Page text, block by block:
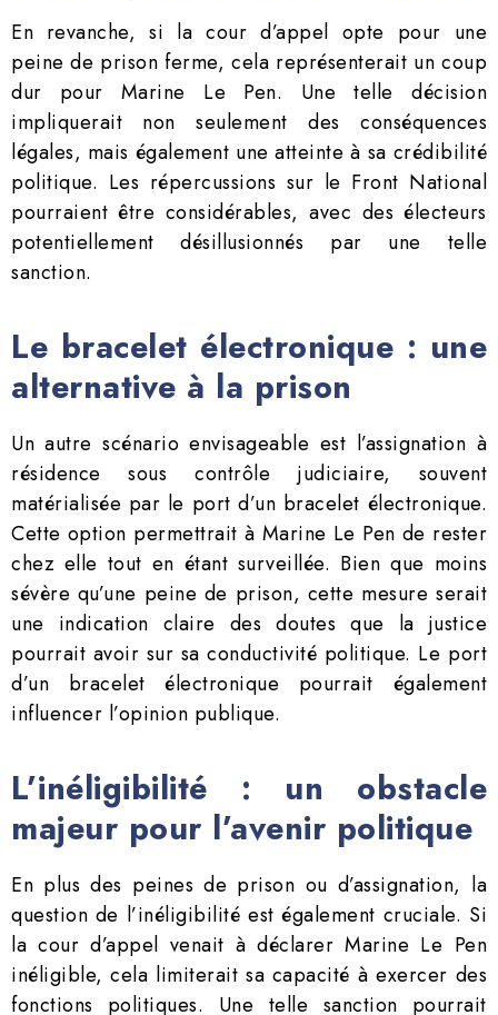
En revanche, si la cour d’appel opte pour une
peine de prison ferme, cela représenterait un coup
dur pour Marine Le Pen. Une telle décision
impliquerait non seulement des conséquences
légales, mais également une atteinte à sa crédibilité
politique. Les répercussions sur le Front National
pourraient être considérables, avec des électeurs
potentiellement désillusionnés par une telle
sanction.
Le bracelet électronique : une
alternative à la prison
Un autre scénario envisageable est l’assignation à
résidence sous contrôle judiciaire, souvent
matérialisée par le port d’un bracelet électronique.
Cette option permettrait à Marine Le Pen de rester
chez elle tout en étant surveillée. Bien que moins
sévère qu’une peine de prison, cette mesure serait
une indication claire des doutes que la justice
pourrait avoir sur sa conductivité politique. Le port
d’un bracelet électronique pourrait également
influencer l’opinion publique.
L’inéligibilité : un obstacle
majeur pour l’avenir politique
En plus des peines de prison ou d’assignation, la
question de l’inéligibilité est également cruciale. Si
la cour d’appel venait à déclarer Marine Le Pen
inéligible, cela limiterait sa capacité à exercer des
fonctions politiques. Une telle sanction pourrait